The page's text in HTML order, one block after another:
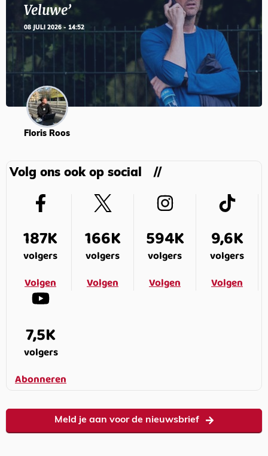
Veluwe’
08 JULI 2026 - 14:52
Floris Roos
Volg ons ook op social
187K
volgers
Volgen
166K
volgers
Volgen
594K
volgers
Volgen
9,6K
volgers
Volgen
7,5K
volgers
Abonneren
Meld je aan voor de nieuwsbrief